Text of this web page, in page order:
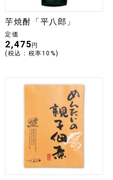
芋焼酎「平八郎」
定価
2,475 円
(税込：税率10%)